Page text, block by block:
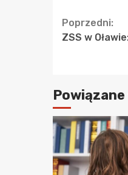
Poprzedni:
ZSS w